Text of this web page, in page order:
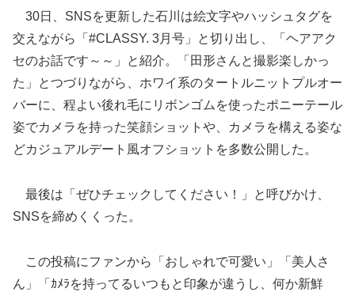
30日、SNSを更新した石川は絵文字やハッシュタグを
交えながら「#CLASSY. 3月号」と切り出し、「ヘアアク
セのお話です～～」と紹介。「田形さんと撮影楽しかっ
た」とつづりながら、ホワイ系のタートルニットプルオー
バーに、程よい後れ毛にリボンゴムを使ったポニーテール
姿でカメラを持った笑顔ショットや、カメラを構える姿な
どカジュアルデート風オフショットを多数公開した。
最後は「ぜひチェックしてください！」と呼びかけ、
SNSを締めくくった。
この投稿にファンから「おしゃれで可愛い」「美人さ
ん」「ｶﾒﾗを持ってるいつもと印象が違うし、何か新鮮